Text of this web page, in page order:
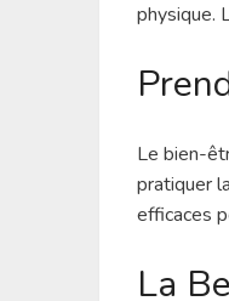
physique.
Le bien-
pratiquer
efficaces
La